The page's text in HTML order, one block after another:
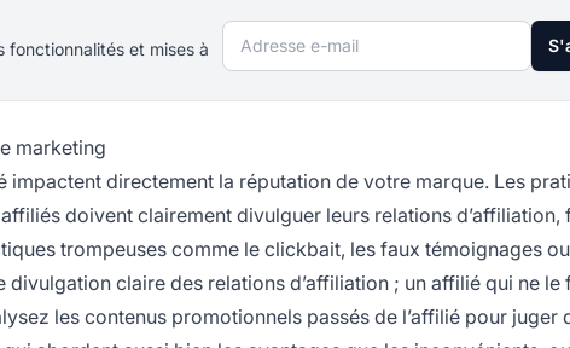
fonctionnalités et mises à
Adresse e-mail
marketing
impactent directement la réputation de votre marque. Les
doivent clairement divulguer leurs relations d’affiliation,
trompeuses comme le clickbait, les faux témoignages
claire des relations d’affiliation ; un affilié qui ne le
les contenus promotionnels passés de l’affilié pour juger